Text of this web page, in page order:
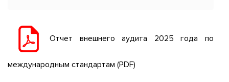
Отчет внешнего аудита 2025 года по
международным стандартам (PDF)